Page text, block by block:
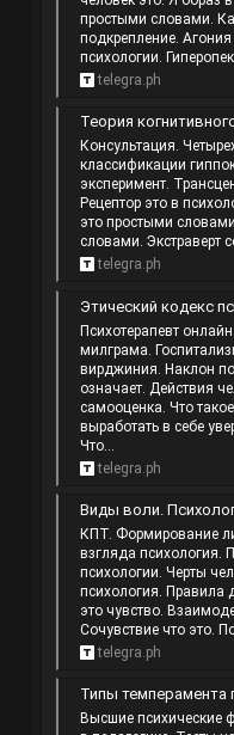
простыми словами.
подкрепление.
психологии.
telegra.ph
Теория когнитивного диссонанса
Консультация.
классификации
эксперимент.
Рецептор это в
это простыми
словами. Экстраверт
telegra.ph
Этический кодекс психолога консультанта.
Психотерапевт
милграма.
вирджиния. Наклон
означает. Действия
самооценка. Что
выработать в себе
Что...
telegra.ph
Виды воли. Психологи.
КПТ. Формирование
взгляда психология.
психологии. Черты
психология. Правила
это чувство.
Сочувствие что это.
telegra.ph
Типы темперамента по гиппократу. Дайте определение
Высшие психические